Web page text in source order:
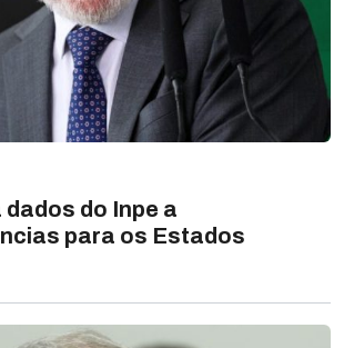
do Inpe a
para os Estados